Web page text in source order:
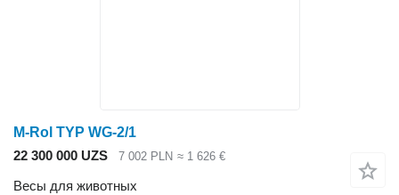
M-Rol TYP WG-2/1
22 300 000 UZS
7 002 PLN ≈ 1 626 €
Весы для животных